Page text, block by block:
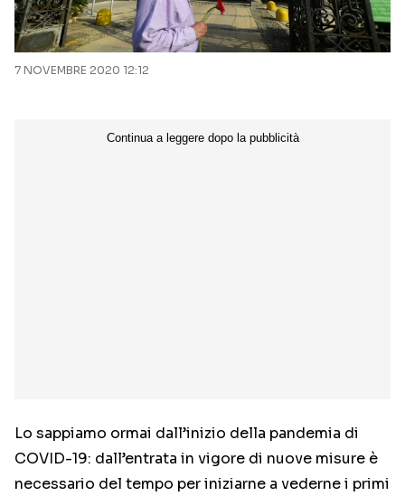
7 NOVEMBRE 2020 12:12
Lo sappiamo ormai dall’inizio della pandemia di
COVID-19: dall’entrata in vigore di nuove misure è
necessario del tempo per iniziarne a vederne i primi